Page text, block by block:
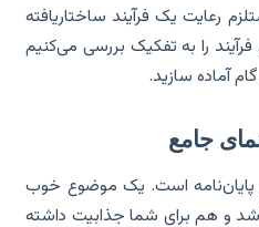
یک فرآیند ساختاریافته
را به تفکیک بررسی می‌کنیم
سازید.
است. یک موضوع خوب
هم برای شما جذابیت داشته